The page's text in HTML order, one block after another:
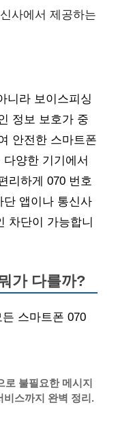
사에서 제공하는
니라 보이스피싱
정보 보호가 중
안전한 스마트폰
양한 기기에서
리하게 070 번호
단 앱이나 통신사
차단이 가능합니
가 다를까?
스마트폰 070
불필요한 메시지
스까지 완벽 정리.